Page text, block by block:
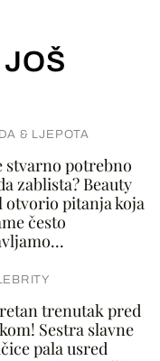
& LJEPOTA
stvarno potrebno
zablista? Beauty
otvorio pitanja koja
često
trenutak pred
Sestra slavne
pala usred